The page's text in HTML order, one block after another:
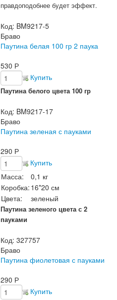
правдоподобнее будет эффект.
Код: BM9217-5
Браво
Паутина белая 100 гр 2 паука
530 Р
Купить
Паутина белого цвета 100 гр
Код: BM9217-17
Браво
Паутина зеленая с пауками
290 Р
Купить
Масса:
0,1 кг
Коробка: 16*20 см
Цвета:
зеленый
Паутина зеленого цвета с 2
пауками
Код: 327757
Браво
Паутина фиолетовая с пауками
290 Р
Купить